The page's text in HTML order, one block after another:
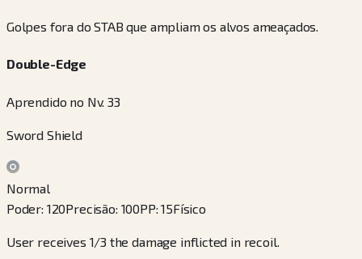
Golpes fora do STAB que ampliam os alvos ameaçados.
Double-Edge
Aprendido no Nv. 33
Sword Shield
Normal
Poder: 120Precisão: 100PP:15Físico
User receives 1/3 the damage inflicted in recoil.